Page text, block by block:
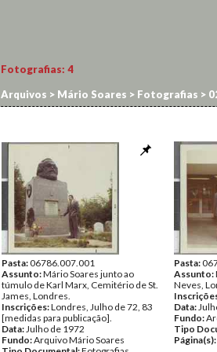
Fotografias: 4
Arquivos > Mário Soares > Fotografias >
Pasta:06786.007.001
Assunto:Mário Soares junto ao
túmulo de Karl Marx, Cemitério de St.
James, Londres.
Inscrições:Londres, Julho de 72, 83
[medidas para publicação].
Data:Julho de 1972
Fundo:Arquivo Mário Soares
Pasta:
Assunto:
Neves,
Data:
Fundo:
Tipo
Página(s):